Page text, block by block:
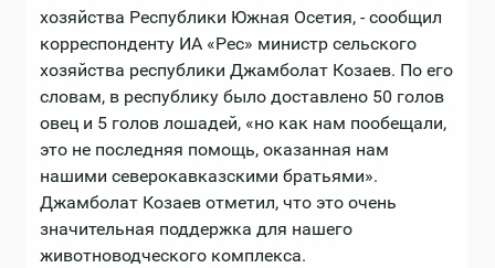
хозяйства Республики Южная Осетия, - сообщил
корреспонденту ИА «Рес» министр сельского
хозяйства республики Джамболат Козаев. По его
словам, в республику было доставлено 50 голов
овец и 5 голов лошадей, «но как нам пообещали,
это не последняя помощь, оказанная нам
нашими северокавказскими братьями».
Джамболат Козаев отметил, что это очень
значительная поддержка для нашего
животноводческого комплекса.